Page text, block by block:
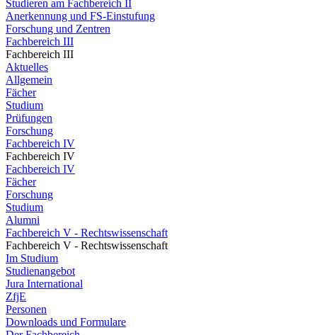
Studieren am Fachbereich II
Anerkennung und FS-Einstufung
Forschung und Zentren
Fachbereich III
Fachbereich III
Aktuelles
Allgemein
Fächer
Studium
Prüfungen
Forschung
Fachbereich IV
Fachbereich IV
Fachbereich IV
Fächer
Forschung
Studium
Alumni
Fachbereich V - Rechtswissenschaft
Fachbereich V - Rechtswissenschaft
Im Studium
Studienangebot
Jura International
ZfjE
Personen
Downloads und Formulare